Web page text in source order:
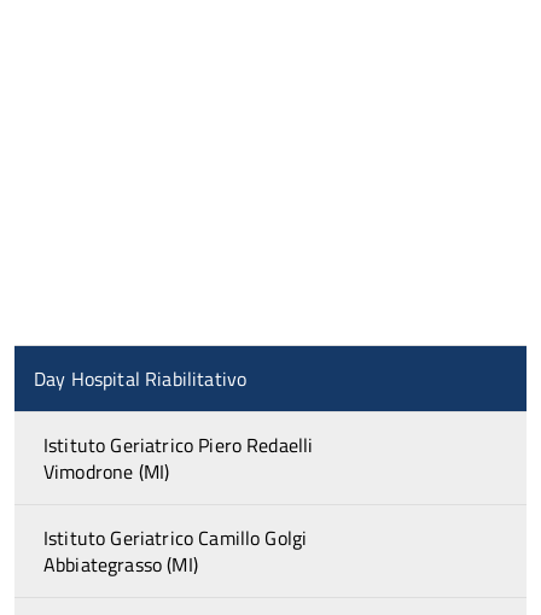
Day Hospital Riabilitativo
Istituto Geriatrico Piero Redaelli
Vimodrone (MI)
Istituto Geriatrico Camillo Golgi
Abbiategrasso (MI)